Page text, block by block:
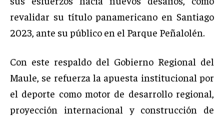
revalidar su título panamericano en Santiago
2023, ante su público en el Parque Peñalolén.
Con este respaldo del Gobierno Regional del
Maule, se refuerza la apuesta institucional por
el deporte como motor de desarrollo regional,
proyección internacional y construcción de